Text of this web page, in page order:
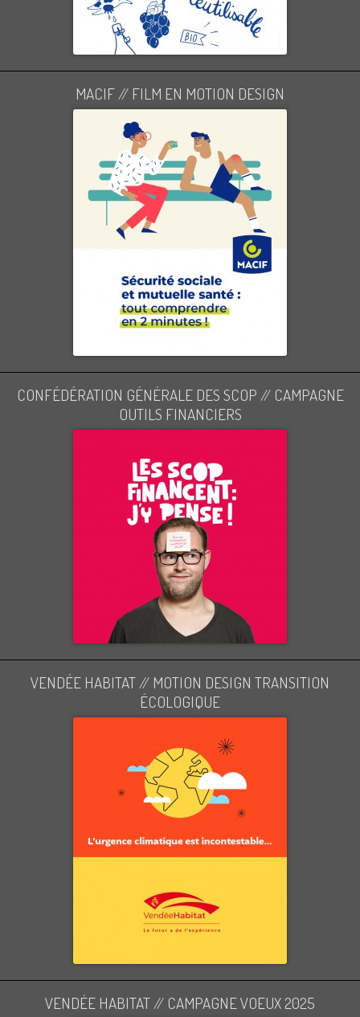
MACIF // FILM EN MOTION DESIGN
CONFÉDÉRATION GÉNÉRALE DES SCOP // CAMPAGNE
OUTILS FINANCIERS
VENDÉE HABITAT // MOTION DESIGN TRANSITION
ÉCOLOGIQUE
VENDÉE HABITAT // CAMPAGNE VOEUX 2025